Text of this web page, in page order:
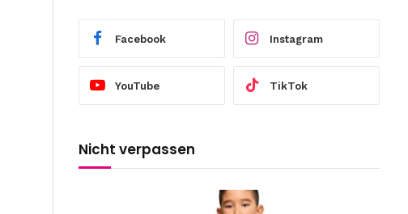
Facebook Instagram
YouTube TikTok
Nicht verpassen